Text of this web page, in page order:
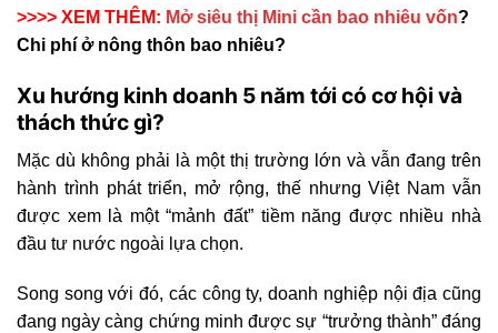
>>>> XEM THÊM: Mở siêu thị Mini cần bao nhiêu vốn?
Chi phí ở nông thôn bao nhiêu?
Xu hướng kinh doanh 5 năm tới có cơ hội và
thách thức gì?
Mặc dù không phải là một thị trường lớn và vẫn đang trên
hành trình phát triển, mở rộng, thế nhưng Việt Nam vẫn
được xem là một “mảnh đất” tiềm năng được nhiều nhà
đầu tư nước ngoài lựa chọn.
Song song với đó, các công ty, doanh nghiệp nội địa cũng
đang ngày càng chứng minh được sự “trưởng thành” đáng